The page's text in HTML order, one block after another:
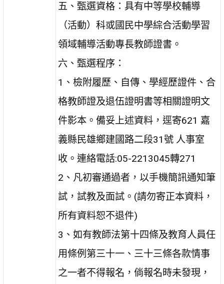
五、甄選資格：具有中等學校輔導
（活動）科或國民中學綜合活動學習
領域輔導活動專長教師證書。
六、甄選程序：
1 、檢附履歷、自傳、學經歷證件、合
格教師證及退伍證明書等相關證明文
件影本。備妥上述資料，逕寄621 嘉
義縣民雄鄉建國路二段31號 人事室
收。連絡電話:05-2213045轉271
2 、凡初審通過者，以手機簡訊通知筆
試，試教及面試。 (請勿寄正本資料，
所有資料恕不退件)
3 、如有教師法第十四條及教育人員任
用條例第三十一、三十三條各款情事
之一者不得報名，倘報名時未發現，